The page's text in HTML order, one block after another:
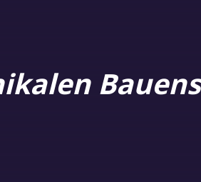
Bauens